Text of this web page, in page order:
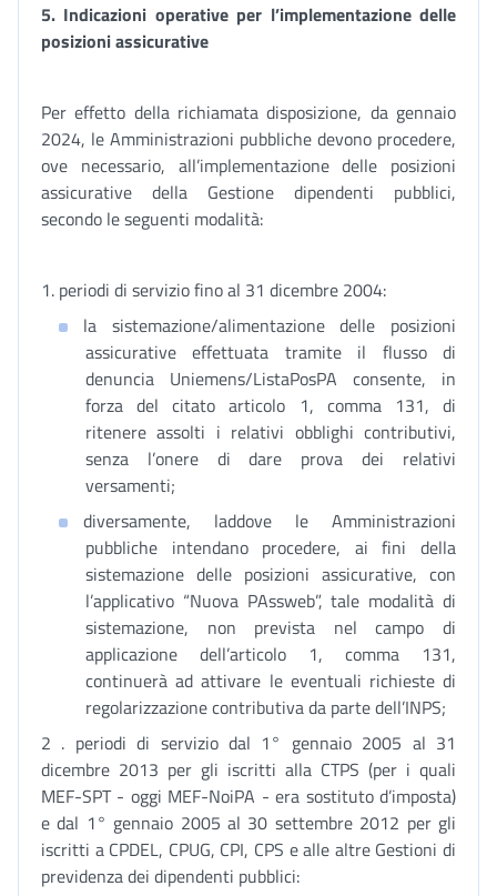
5. Indicazioni operative per l’implementazione delle
posizioni assicurative
Per effetto della richiamata disposizione, da gennaio
2024, le Amministrazioni pubbliche devono procedere,
ove necessario, all’implementazione delle posizioni
assicurative della Gestione dipendenti pubblici,
secondo le seguenti modalità:
1. periodi di servizio fino al 31 dicembre 2004:
la sistemazione/alimentazione delle posizioni
assicurative effettuata tramite il flusso di
denuncia Uniemens/ListaPosPA consente, in
forza del citato articolo 1, comma 131, di
ritenere assolti i relativi obblighi contributivi,
senza l’onere di dare prova dei relativi
versamenti;
diversamente, laddove le Amministrazioni
pubbliche intendano procedere, ai fini della
sistemazione delle posizioni assicurative, con
l’applicativo “Nuova PAssweb”, tale modalità di
sistemazione, non prevista nel campo di
applicazione dell’articolo 1, comma 131,
continuerà ad attivare le eventuali richieste di
regolarizzazione contributiva da parte dell’INPS;
2 . periodi di servizio dal 1° gennaio 2005 al 31
dicembre 2013 per gli iscritti alla CTPS (per i quali
MEF-SPT - oggi MEF-NoiPA - era sostituto d’imposta)
e dal 1° gennaio 2005 al 30 settembre 2012 per gli
iscritti a CPDEL, CPUG, CPI, CPS e alle altre Gestioni di
previdenza dei dipendenti pubblici: